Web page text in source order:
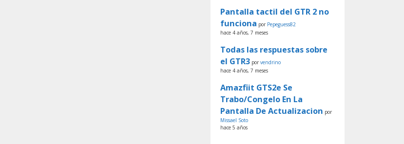
Pantalla tactil del GTR 2 no
funciona por Pepeguess82
hace 4 años, 7 meses
Todas las respuestas sobre
el GTR3 porvendrino
hace 4 años, 7 meses
Amazfiit GTS2e Se
Trabo/Congelo En La
Pantalla De Actualizacion por
Missael Soto
hace 5 años